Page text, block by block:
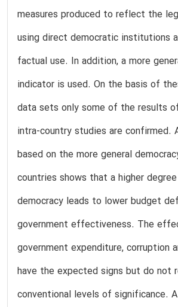
measures produced to reflect the
using direct democratic institutions
factual use. In addition, a more
indicator is used. On the basis of
data sets only some of the results
intra-country studies are confirmed.
based on the more general
countries shows that a higher
democracy leads to lower budget
government effectiveness. The
government expenditure, corruption
have the expected signs but do not
conventional levels of significance.